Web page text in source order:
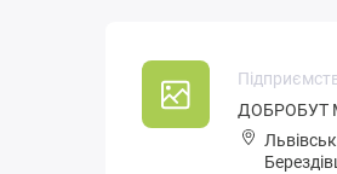
ДОБРОБУТ